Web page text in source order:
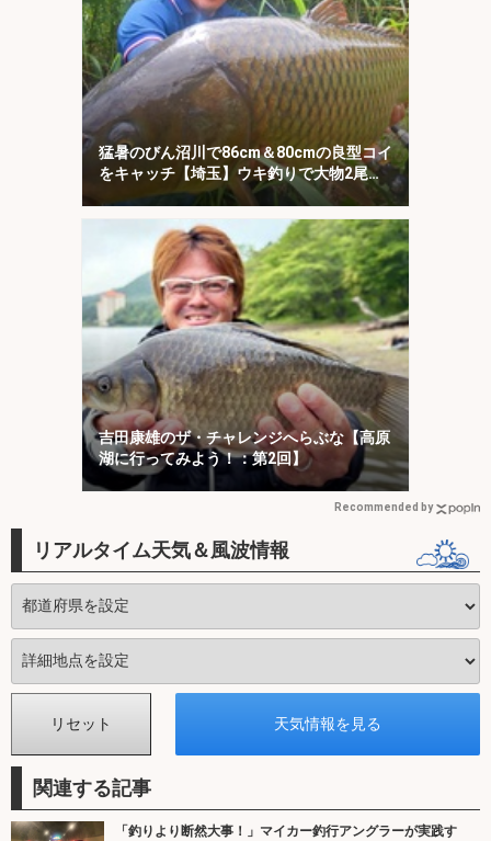
猛暑のびん沼川で86cm＆80cmの良型コイ
をキャッチ【埼玉】ウキ釣りで大物2尾を
吉田康雄のザ・チャレンジへらぶな【高原
湖に行ってみよう！：第2回】
Recommended by
リアルタイム天気＆風波情報
関連する記事
「釣りより断然大事！」マイカー釣行アングラーが実践す